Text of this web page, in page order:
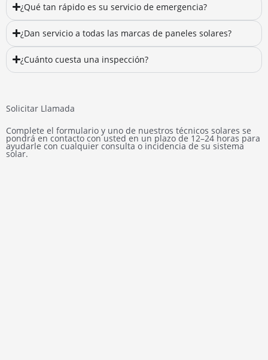
¿Qué tan rápido es su servicio de emergencia?
¿Dan servicio a todas las marcas de paneles solares?
¿Cuánto cuesta una inspección?
Solicitar Llamada
Complete el formulario y uno de nuestros técnicos solares se
pondrá en contacto con usted en un plazo de 12–24 horas para
ayudarle con cualquier consulta o incidencia de su sistema
solar.